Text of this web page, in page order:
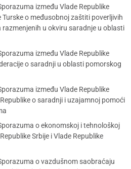
između Vlade Republike
Turske o međusobnoj zaštiti poverljivih
u okviru saradnje u oblasti
između Vlade Republike
o saradnji u oblasti pomorskog
između Vlade Republike
o saradnji i uzajamnoj pomoći
o ekonomskoj i tehnološkoj
Srbije i Vlade Republike
o vazdušnom saobraćaju